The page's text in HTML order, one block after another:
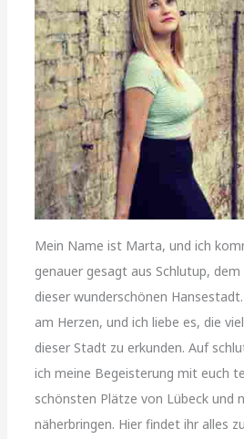
Mein Name ist Marta, und ich
genauer gesagt aus Schlutup,
dieser wunderschönen
am Herzen, und ich liebe es, die
dieser Stadt zu erkunden. Auf
ich meine Begeisterung mit euch
schönsten Plätze von Lübeck und
näherbringen. Hier findet ihr alles